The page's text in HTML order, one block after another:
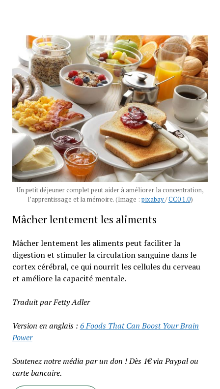
Un petit déjeuner complet peut aider à améliorer la concentration,
l’apprentissage et la mémoire. (Image : pixabay/CC0 1.0)
Mâcher lentement les aliments
Mâcher lentement les aliments peut faciliter la
digestion et stimuler la circulation sanguine dans le
cortex cérébral, ce qui nourrit les cellules du cerveau
et améliore la capacité mentale.
Traduit par Fetty Adler
Version en anglais : 6 Foods That Can Boost Your Brain
Power
Soutenez notre média par un don ! Dès 1€ via Paypal ou
carte bancaire.